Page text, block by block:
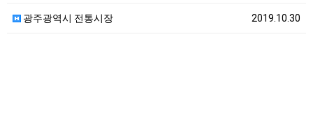
2019.10.30
광주광역시 전통시장